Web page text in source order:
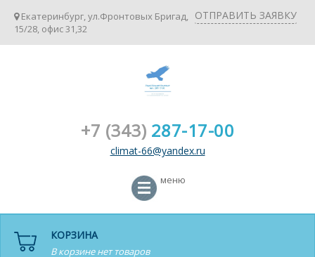
ОТПРАВИТЬ ЗАЯВКУ
Екатеринбург, ул.Фронтовых Бригад,
15/28, офис 31,32
+7 (343) 287-17-00
climat-66@yandex.ru
КОРЗИНА
В корзине нет товаров
меню